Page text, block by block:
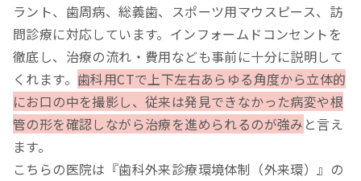
ラント、歯周病、総義歯、スポーツ用マウスピース、訪
問診療に対応しています。インフォームドコンセントを
徹底し、治療の流れ・費用なども事前に十分に説明して
くれます。 歯科用CTで上下左右あらゆる角度から立体的
にお口の中を撮影し、従来は発見できなかった病変や根
管の形を確認しながら治療を進められるのが強み と言え
ます。
こちらの医院は『歯科外来診療環境体制（外来環）』の